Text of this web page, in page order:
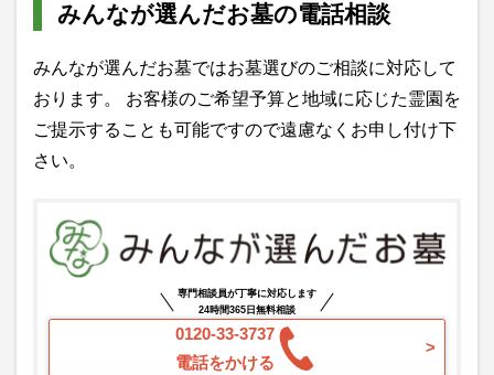
みんなが選んだお墓の電話相談
みんなが選んだお墓ではお墓選びのご相談に対応して
おります。 お客様のご希望予算と地域に応じた霊園を
ご提示することも可能ですので遠慮なくお申し付け下
さい。
専門相談員が丁寧に対応します
24時間365日無料相談
0120-33-3737
電話をかける